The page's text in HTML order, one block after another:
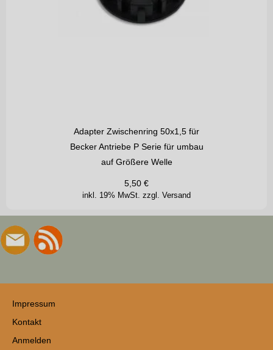
Adapter Zwischenring 50x1,5 für
Becker Antriebe P Serie für umbau
auf Größere Welle
inkl. 19% MwSt. zzgl. Versand
5,50 €
Impressum
Kontakt
Anmelden